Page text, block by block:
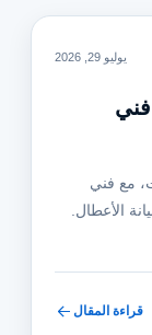
يوليو 29, 2026
الكويت 94745095 | فني
مع فني
الأعطال.
قراءة المقال